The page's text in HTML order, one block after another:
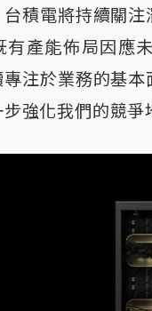
積電將持續關
有產能佈局因應
注於業務的基
強化我們的競爭